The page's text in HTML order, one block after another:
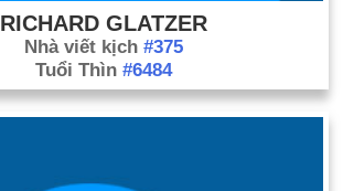
RICHARD GLATZER
Nhà viết kịch #375
Tuổi Thìn #6484